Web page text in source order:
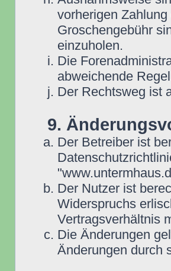
vorherigen
Groschengebühr
einzuholen.
Die
abweichende
Der Rechtsweg ist
9.
Der Betreiber ist
Der Nutzer ist
Widerspruchs
Vertragsverhältnis
Die Änderungen
Änderungen durch